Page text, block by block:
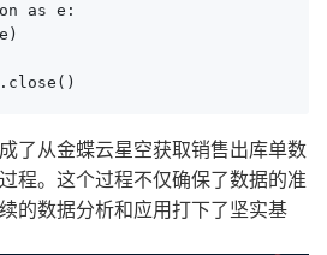
as e:
了从金蝶云星空获取销售出库单数
程。这个过程不仅确保了数据的准
的数据分析和应用打下了坚实基